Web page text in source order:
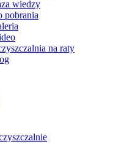
wiedzy
pobrania
na raty